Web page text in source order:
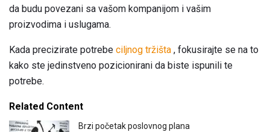
da budu povezani sa vašom kompanijom i vašim
proizvodima i uslugama.
Kada precizirate potrebe ciljnog tržišta , fokusirajte se na to
kako ste jedinstveno pozicionirani da biste ispunili te
potrebe.
Related Content
Brzi početak poslovnog plana